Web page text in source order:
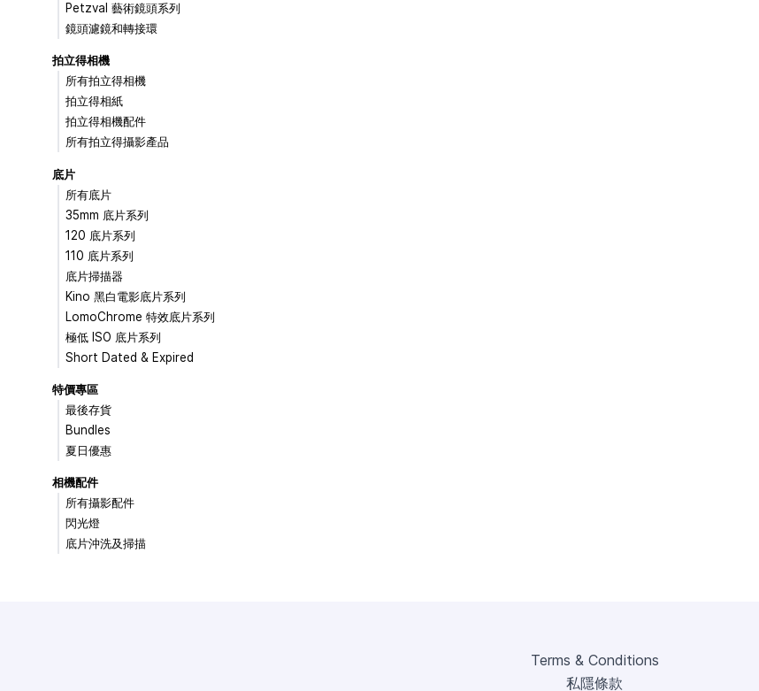
Petzval 藝術鏡頭系列
鏡頭濾鏡和轉接環
拍立得相機
所有拍立得相機
拍立得相紙
拍立得相機配件
所有拍立得攝影產品
底片
所有底片
35mm 底片系列
120 底片系列
110 底片系列
底片掃描器
Kino 黑白電影底片系列
LomoChrome 特效底片系列
極低 ISO 底片系列
Short Dated & Expired
特價專區
最後存貨
Bundles
夏日優惠
相機配件
所有攝影配件
閃光燈
底片沖洗及掃描
Terms & Conditions
私隱條款